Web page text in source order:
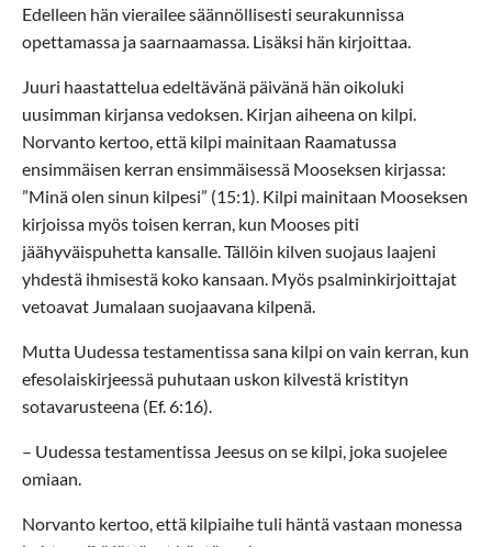
Edelleen hän vierailee säännöllisesti seurakunnissa
opettamassa ja saarnaamassa. Lisäksi hän kirjoittaa.
Juuri haastattelua edeltävänä päivänä hän oikoluki
uusimman kirjansa vedoksen. Kirjan aiheena on kilpi.
Norvanto kertoo, että kilpi mainitaan Raamatussa
ensimmäisen kerran ensimmäisessä Mooseksen kirjassa:
”Minä olen sinun kilpesi” (15:1). Kilpi mainitaan Mooseksen
kirjoissa myös toisen kerran, kun Mooses piti
jäähyväispuhetta kansalle. Tällöin kilven suojaus laajeni
yhdestä ihmisestä koko kansaan. Myös psalminkirjoittajat
vetoavat Jumalaan suojaavana kilpenä.
Mutta Uudessa testamentissa sana kilpi on vain kerran, kun
efesolaiskirjeessä puhutaan uskon kilvestä kristityn
sotavarusteena (Ef. 6:16).
– Uudessa testamentissa Jeesus on se kilpi, joka suojelee
omiaan.
Norvanto kertoo, että kilpiaihe tuli häntä vastaan monessa